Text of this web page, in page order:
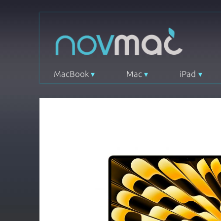
MacBook Mac iPad